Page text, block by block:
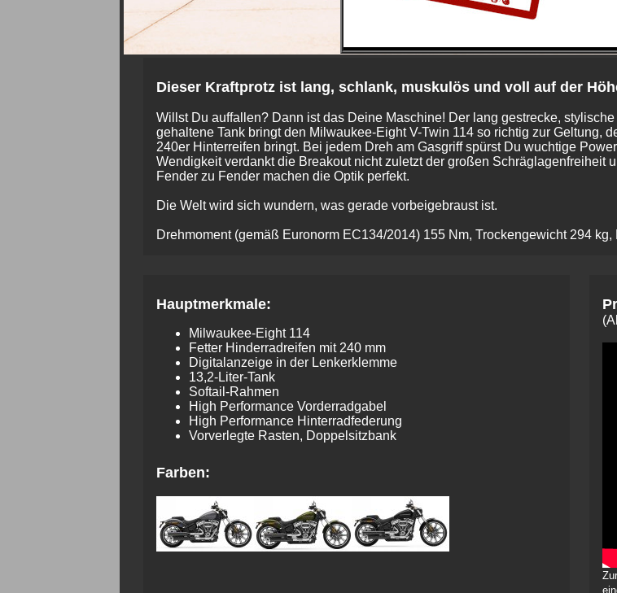
Dieser Kraftprotz ist lang, schlank, muskulös und voll auf der
Willst Du auffallen? Dann ist das Deine Maschine! Der lang gestrecke,
gehaltene Tank bringt den Milwaukee-Eight V-Twin 114 so richtig zur Geltung,
240er Hinterreifen bringt. Bei jedem Dreh am Gasgriff spürst Du wuchtige
Wendigkeit verdankt die Breakout nicht zuletzt der großen Schräglagenfreiheit
Fender zu Fender machen die Optik perfekt.
Die Welt wird sich wundern, was gerade vorbeigebraust ist.
Drehmoment (gemäß Euronorm EC134/2014) 155 Nm, Trockengewicht 294
Hauptmerkmale:
Milwaukee-Eight 114
Fetter Hinderradreifen mit 240 mm
Digitalanzeige in der Lenkerklemme
13,2-Liter-Tank
Softail-Rahmen
High Perfor­mance Vorder­rad­gabel
High Perfor­mance Hinter­rad­federung
Vorverlegte Rasten, Doppelsitzbank
Farben: